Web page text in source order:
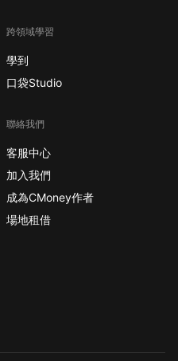
跨領域學習
學到
口袋Studio
聯絡我們
客服中心
加入我們
成為CMoney作者
場地租借